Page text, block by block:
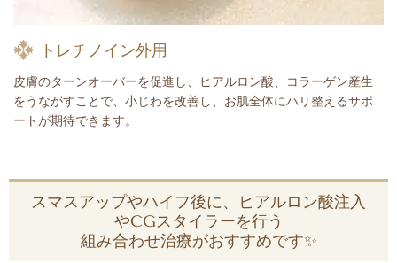
トレチノイン外用
皮膚のターンオーバーを促進し、ヒアルロン酸、コラーゲン産生
をうながすことで、小じわを改善し、お肌全体にハリ整えるサポ
ートが期待できます。
スマスアップやハイフ後に、ヒアルロン酸注入
やCGスタイラーを行う
組み合わせ治療がおすすめです✨